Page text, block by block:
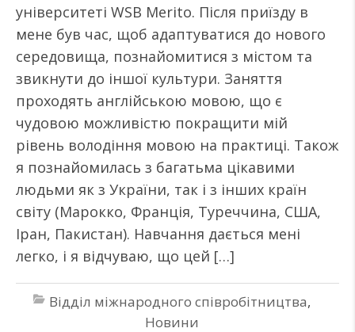
університеті WSB Merito. Після приїзду в
мене був час, щоб адаптуватися до нового
середовища, познайомитися з містом та
звикнути до іншої культури. Заняття
проходять англійською мовою, що є
чудовою можливістю покращити мій
рівень володіння мовою на практиці. Також
я познайомилась з багатьма цікавими
людьми як з України, так і з інших країн
світу (Марокко, Франція, Туреччина, США,
Іран, Пакистан). Навчання дається мені
легко, і я відчуваю, що цей […]
Відділ міжнародного співробітництва,
Новини